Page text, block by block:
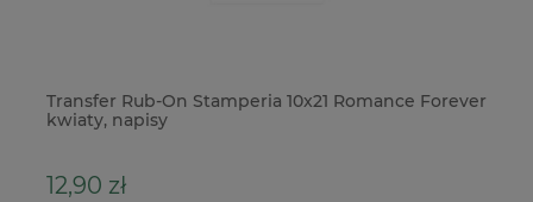
Transfer Rub-On Stamperia 10x21 Romance Forever
kwiaty, napisy
12,90 zł